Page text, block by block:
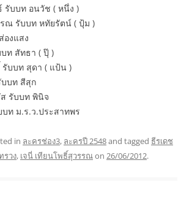
รับบท อนวัช ( หนึ่ง )
ณ รับบท หทัยรัตน์ ( ปุ้ม )
องแสง
ท สัทธา ( ปุ๊ )
บบท สุดา ( แป้น )
บท สีสุก
รับบท พินิจ
ท ม.ร.ว.ประสาทพร
in ละครช่อง3, ละครปี 2548and tagged ธีรเดช
รวง, เจนี่ เทียนโพธิ์สุวรรณon 26/06/2012.